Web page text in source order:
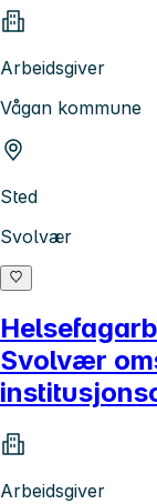
Arbeidsgiver
Vågan kommune
Sted
Svolvær
Svolvær
Arbeidsgiver